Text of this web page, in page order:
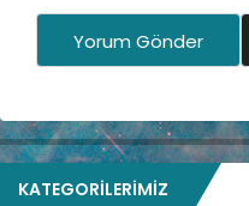
Yorum Gönder
KATEGORILERIMIZ